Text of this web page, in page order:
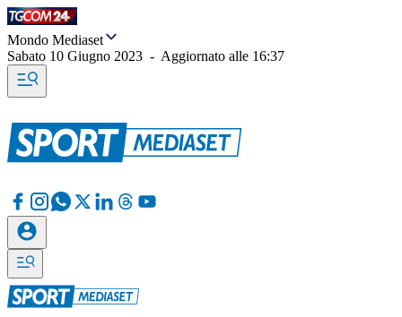
Mondo Mediaset
Sabato 10 Giugno 2023 - Aggiornato alle 16:37